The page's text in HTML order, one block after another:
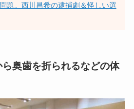
題。西川昌希の逮捕劇＆怪しい選
奥歯を折られるなどの体